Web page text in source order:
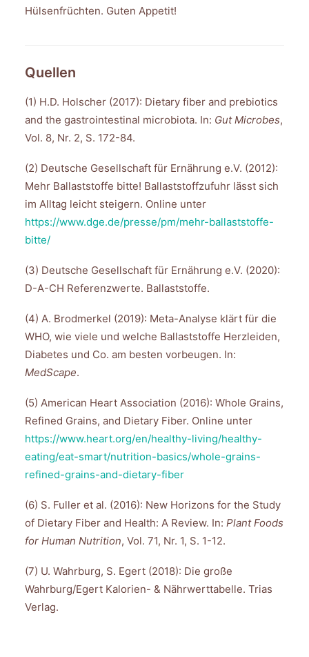
Hülsenfrüchten. Guten Appetit!
Quellen
(1) H.D. Holscher (2017): Dietary fiber and prebiotics
and the gastrointestinal microbiota. In: Gut Microbes,
Vol. 8, Nr. 2, S. 172-84.
(2) Deutsche Gesellschaft für Ernährung e.V. (2012):
Mehr Ballaststoffe bitte! Ballaststoffzufuhr lässt sich
im Alltag leicht steigern. Online unter
https://www.dge.de/presse/pm/mehr-ballaststoffe-
bitte/
(3) Deutsche Gesellschaft für Ernährung e.V. (2020):
D-A-CH Referenzwerte. Ballaststoffe.
(4) A. Brodmerkel (2019): Meta-Analyse klärt für die
WHO, wie viele und welche Ballaststoffe Herzleiden,
Diabetes und Co. am besten vorbeugen. In:
MedScape.
(5) American Heart Association (2016): Whole Grains,
Refined Grains, and Dietary Fiber. Online unter
https://www.heart.org/en/healthy-living/healthy-
eating/eat-smart/nutrition-basics/whole-grains-
refined-grains-and-dietary-fiber
(6) S. Fuller et al. (2016): New Horizons for the Study
of Dietary Fiber and Health: A Review. In: Plant Foods
for Human Nutrition, Vol. 71, Nr. 1, S. 1-12.
(7) U. Wahrburg, S. Egert (2018): Die große
Wahrburg/Egert Kalorien- & Nährwerttabelle. Trias
Verlag.